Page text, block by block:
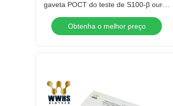
gaveta POCT do teste de S100-β ouro
coloidal
Obtenha o melhor preço